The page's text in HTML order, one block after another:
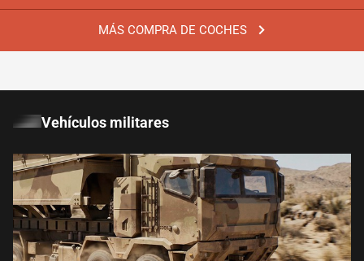
MÁS COMPRA DE COCHES
Vehículos militares